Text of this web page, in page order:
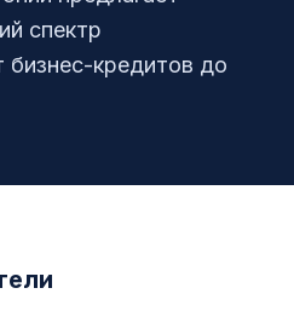
спектр
кредитов до